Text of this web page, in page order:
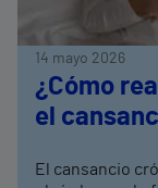
14 mayo 2026
¿Cómo
el
El cansancio